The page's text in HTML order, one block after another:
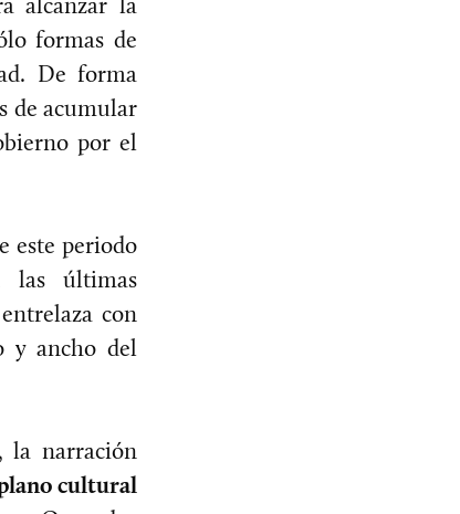
formas de
De forma
de acumular
por el
este periodo
las últimas
con
y ancho del
la narración
cultural